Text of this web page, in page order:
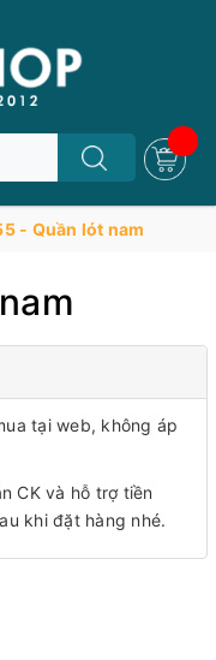
- Quần lót nam
tại web, không áp
CK và hỗ trợ tiền
khi đặt hàng nhé.